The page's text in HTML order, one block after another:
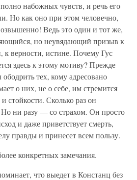
набожных чувств, и речь его
Но как оно при этом человечно,
Ведь это один и тот же,
но неувядающий призыв к
к верности, истине. Почему Гус
здесь к этому мотиву? Прежде
ободрить тех, кому адресовано
о них, не о себе, им стремится
стойкости. Сколько раз он
ни разу — со страхом. Он просто
и даже приветствует смерть,
правды и принесет всем пользу.
конкретных замечания.
что выедет в Констанц без